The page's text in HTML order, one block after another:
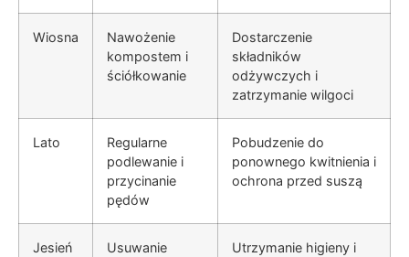
Wiosna
Nawożenie
kompostem i
ściółkowanie
Dostarczenie
składników
odżywczych i
zatrzymanie wilgoci
Lato
Regularne
podlewanie i
przycinanie
pędów
Pobudzenie do
ponownego kwitnienia i
ochrona przed suszą
Jesień
Usuwanie
Utrzymanie higieny i